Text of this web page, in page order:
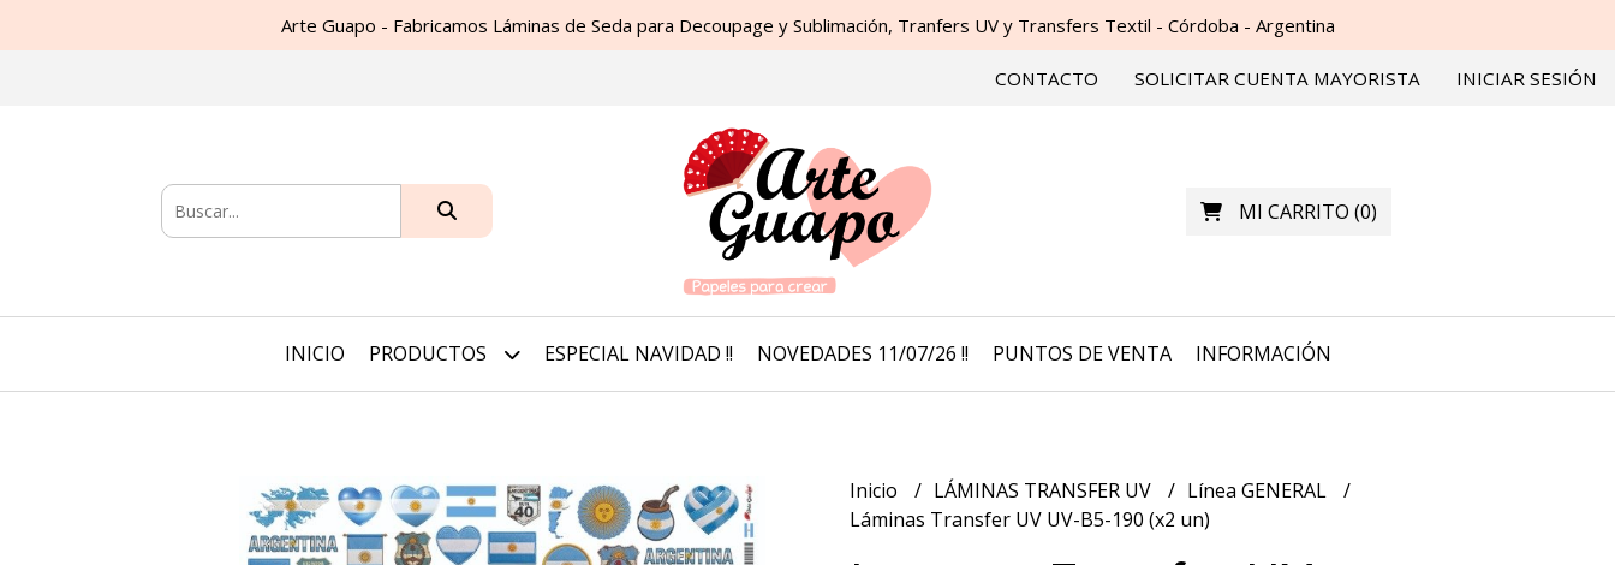
Arte Guapo - Fabricamos Láminas de Seda para Decoupage y Sublimación, Tranfers UV y Transfers Textil - Córdoba - Argentina
CONTACTO SOLICITAR CUENTA MAYORISTA INICIAR SESIÓN
MI CARRITO (0)
INICIO PRODUCTOS ESPECIAL NAVIDAD !! NOVEDADES 11/07/26 !! PUNTOS DE VENTA INFORMACIÓN
Inicio LÁMINAS TRANSFER UV
Línea GENERAL
Láminas Transfer UV UV-B5-190 (x2 un)